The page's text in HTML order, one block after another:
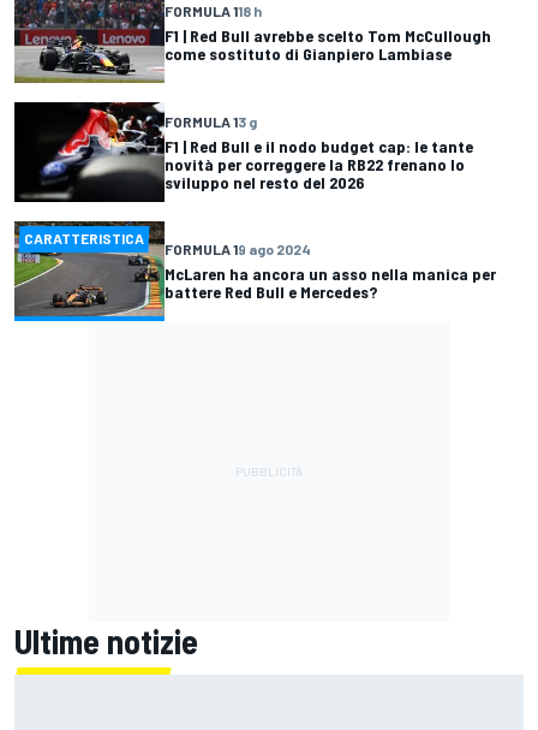
FORMULA 118 h
F1 | Red Bull avrebbe scelto Tom McCullough
come sostituto di Gianpiero Lambiase
FORMULA 13 g
F1 | Red Bull e il nodo budget cap: le tante
novità per correggere la RB22 frenano lo
sviluppo nel resto del 2026
CARATTERISTICA
FORMULA 19 ago 2024
McLaren ha ancora un asso nella manica per
battere Red Bull e Mercedes?
Ultime notizie